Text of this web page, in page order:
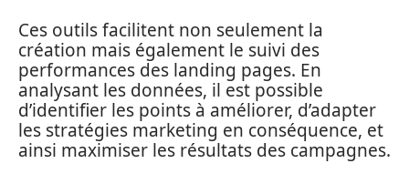
Ces outils facilitent non seulement la
création mais également le suivi des
performances des landing pages. En
analysant les données, il est possible
d’identifier les points à améliorer, d’adapter
les stratégies marketing en conséquence, et
ainsi maximiser les résultats des campagnes.